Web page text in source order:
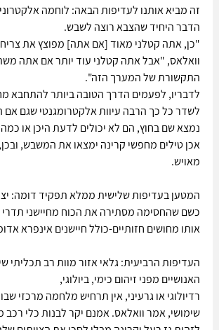
זה מביא אותנו לעדיפות הבאה: לוחמה
הדבר היחיד שהצבא רוצה לשבש.
"כן, אתה קטלני מאוד [אם אתה] מפוצץ את
וואלאס, "אבל אתה קטלני עוד יותר אם אתה
התקשורת של המערך הזה".
לדבריו, לפעמים הדרך הטובה ביותר להתחבא
לשדר כל כך הרבה עיוות אלקטרומגנטי שגם אם
נמצא שם בחוץ, הם לא יכולים לדעת היכן או
אכן טילים מחפשי קרינה ימצאו את המשבש,
מאויש.
המטען בעדיפות שלישית ממלא תפקיד דומה:
כשם שהחסימה מסתירה את הכוח מחיישני תדרי
אותו מחושים חזותיים-כולל חיישנים אינפרא
העדיפות הרביעית: גלאי אזור מוות רב תכליתי
האנושיים מפני זיהום כימי, ביולוגי,
שימושי, אמר וואלאס. אמנם יקר לבנות כלי רכב